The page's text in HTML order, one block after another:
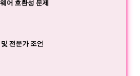
어 호환성 문제
전문가 조언